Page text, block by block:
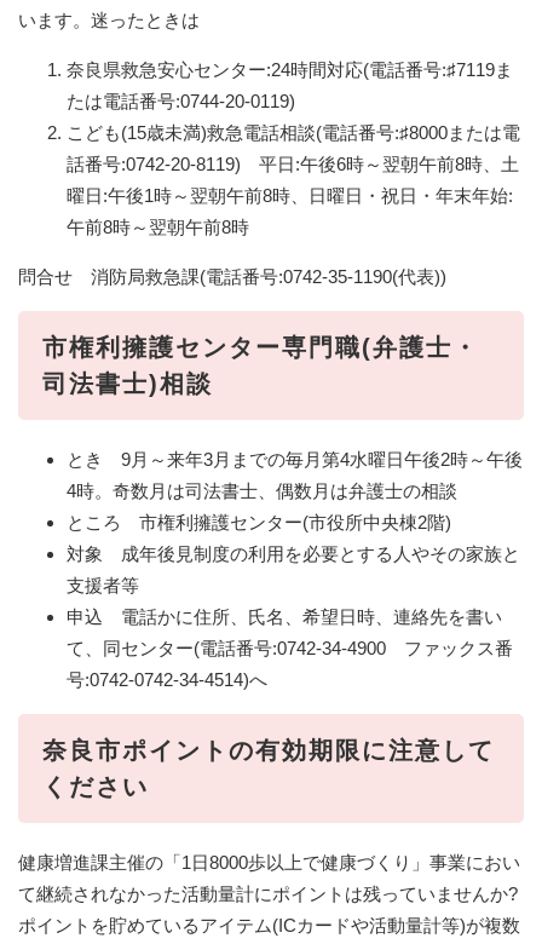
います。迷ったときは
奈良県救急安心センター:24時間対応(電話番号:♯7119ま
たは電話番号:0744-20-0119)
こども(15歳未満)救急電話相談(電話番号:♯8000または電
話番号:0742-20-8119) 平日:午後6時～翌朝午前8時、土
曜日:午後1時～翌朝午前8時、日曜日・祝日・年末年始:
午前8時～翌朝午前8時
問合せ 消防局救急課(電話番号:0742-35-1190(代表))
市権利擁護センター専門職(弁護士・
司法書士)相談
とき 9月～来年3月までの毎月第4水曜日午後2時～午後
4時。奇数月は司法書士、偶数月は弁護士の相談
ところ 市権利擁護センター(市役所中央棟2階)
対象 成年後見制度の利用を必要とする人やその家族と
支援者等
申込 電話かに住所、氏名、希望日時、連絡先を書い
て、同センター(電話番号:0742-34-4900 ファックス番
号:0742-0742-34-4514)へ
奈良市ポイントの有効期限に注意して
ください
健康増進課主催の「1日8000歩以上で健康づくり」事業におい
て継続されなかった活動量計にポイントは残っていませんか?
ポイントを貯めているアイテム(ICカードや活動量計等)が複数